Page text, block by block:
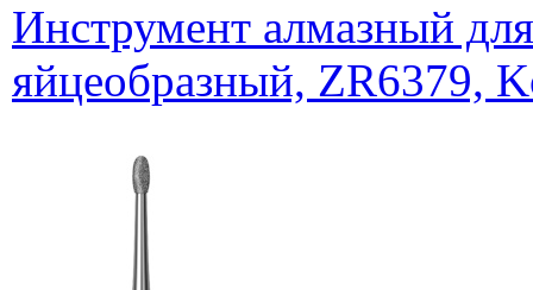
Инструмент алмазный
яйцеобразный, ZR6379,